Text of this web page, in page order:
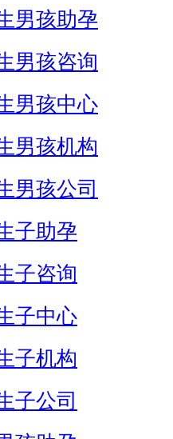
男孩助孕
男孩咨询
男孩中心
男孩机构
男孩公司
子助孕
子咨询
子中心
子机构
子公司